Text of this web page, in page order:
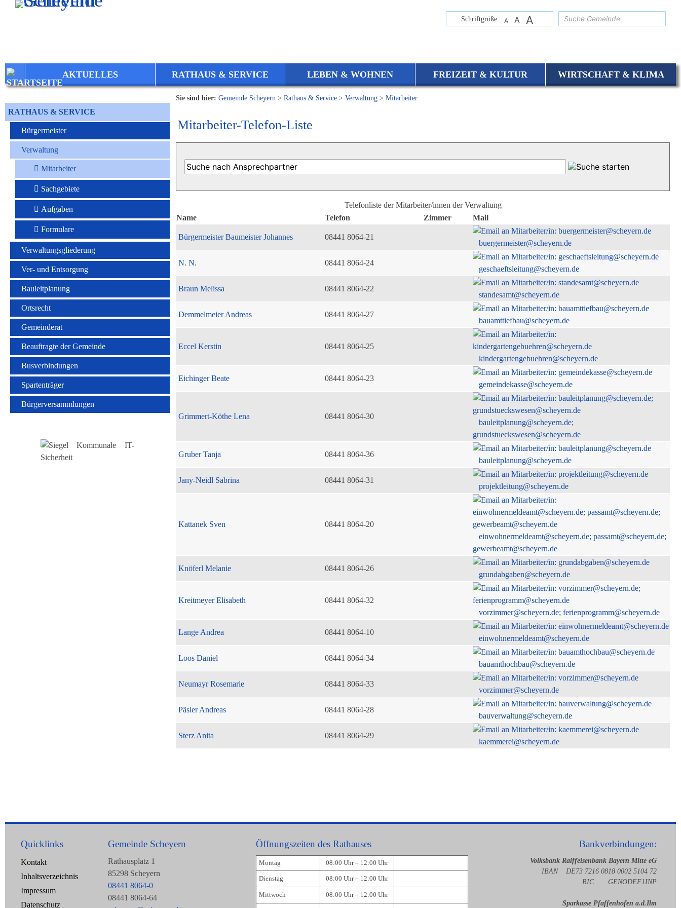
Zum Inhalt,zur Navigationoder
Schriftgröße A A A
AKTUELLES RATHAUS & SERVICE LEBEN & WOHNEN FREIZEIT & KULTUR WIRTSCHAFT & KLIMA
RATHAUS & SERVICE
Bürgermeister
Verwaltung
Mitarbeiter
Sachgebiete
Aufgaben
Formulare
Verwaltungsgliederung
Ver- und Entsorgung
Bauleitplanung
Ortsrecht
Gemeinderat
Beauftragte der Gemeinde
Busverbindungen
Spartenträger
Bürgerversammlungen
Sie sind hier: Gemeinde Scheyern > Rathaus & Service > Verwaltung > Mitarbeiter
Mitarbeiter-Telefon-Liste
Telefonliste der Mitarbeiter/innen der Verwaltung
Name
Telefon Zimmer Mail
Bürgermeister Baumeister Johannes 08441 8064-21
buergermeister@scheyern.de
N. N. 08441 8064-24
geschaeftsleitung@scheyern.de
Braun Melissa 08441 8064-22
standesamt@scheyern.de
Demmelmeier Andreas 08441 8064-27
bauamttiefbau@scheyern.de
Eccel Kerstin
08441 8064-25
kindergartengebuehren@scheyern.de
Eichinger Beate 08441 8064-23
gemeindekasse@scheyern.de
Grimmert-Köthe Lena 08441 8064-30
bauleitplanung@scheyern.de;
grundstueckswesen@scheyern.de
Gruber Tanja 08441 8064-36
bauleitplanung@scheyern.de
Jany-Neidl Sabrina 08441 8064-31
projektleitung@scheyern.de
Kattanek Sven
08441 8064-20
einwohnermeldeamt@scheyern.de; passamt@scheyern.de;
gewerbeamt@scheyern.de
Knöferl Melanie 08441 8064-26
grundabgaben@scheyern.de
Kreitmeyer Elisabeth
08441 8064-32
vorzimmer@scheyern.de; ferienprogramm@scheyern.de
Lange Andrea 08441 8064-10
einwohnermeldeamt@scheyern.de
Loos Daniel 08441 8064-34
bauamthochbau@scheyern.de
Neumayr Rosemarie 08441 8064-33
vorzimmer@scheyern.de
Päsler Andreas 08441 8064-28
bauverwaltung@scheyern.de
Sterz Anita 08441 8064-29
kaemmerei@scheyern.de
Quicklinks
Kontakt
Inhaltsverzeichnis
Impressum
Datenschutz
Gemeinde Scheyern
Rathausplatz 1
85298 Scheyern
08441 8064-0
08441 8064-64
Öffnungszeiten des Rathauses
Montag 08:00 Uhr – 12:00 Uhr
Dienstag 08:00 Uhr – 12:00 Uhr
Mittwoch 08:00 Uhr – 12:00 Uhr
Bankverbindungen:
Volksbank Raiffeisenbank Bayern Mitte eG
IBAN DE73 7216 0818 0002 5104 72
BIC GENODEF1INP
Sparkasse Pfaffenhofen a.d.Ilm